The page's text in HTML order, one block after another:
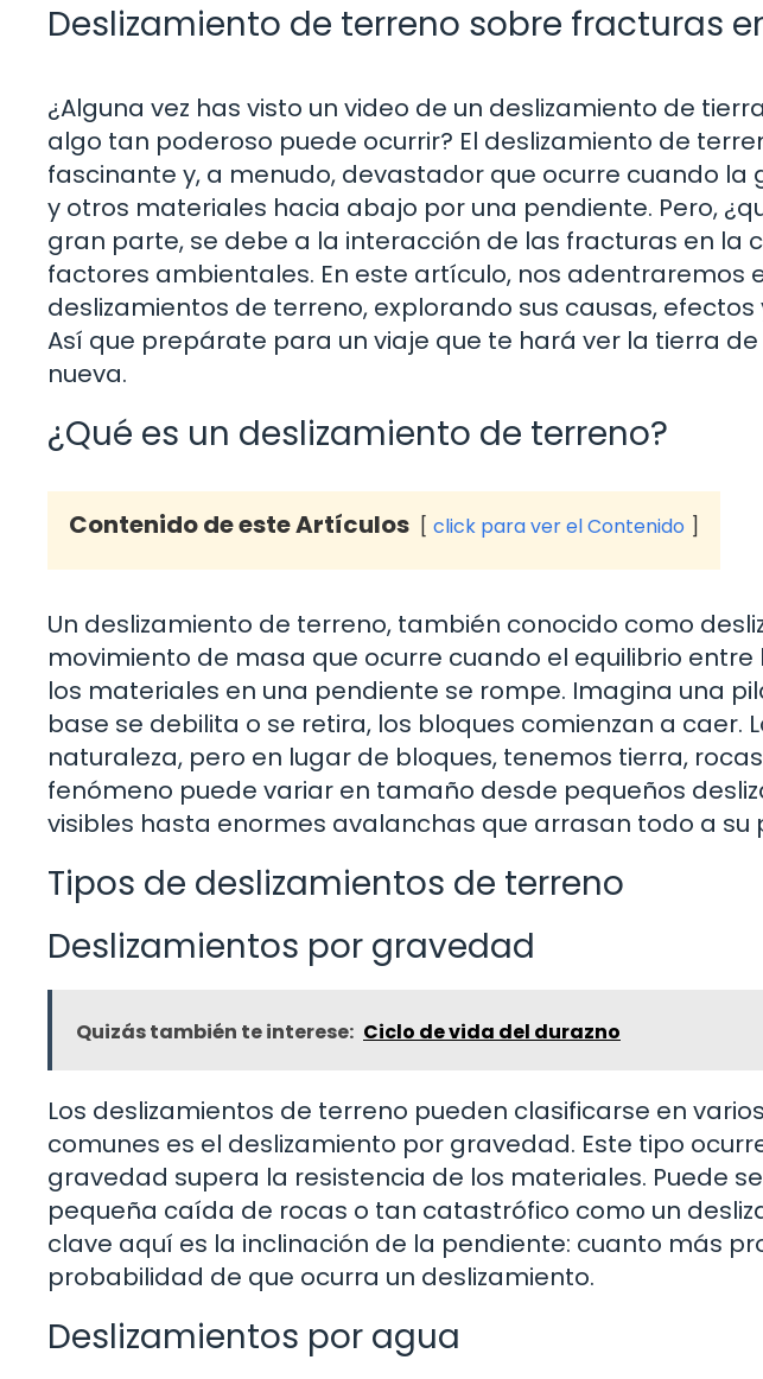
Deslizamiento de terreno sobre fracturas
¿Alguna vez has visto un video de un deslizamiento de
algo tan poderoso puede ocurrir? El deslizamiento de
fascinante y, a menudo, devastador que ocurre cuando
y otros materiales hacia abajo por una pendiente. Pero,
gran parte, se debe a la interacción de las fracturas en la
factores ambientales. En este artículo, nos adentraremos
deslizamientos de terreno, explorando sus causas,
Así que prepárate para un viaje que te hará ver la tierra
nueva.
¿Qué es un deslizamiento de terreno?
Contenido de este Artículos click para ver el Contenido
Un deslizamiento de terreno, también conocido como
movimiento de masa que ocurre cuando el equilibrio
los materiales en una pendiente se rompe. Imagina una
base se debilita o se retira, los bloques comienzan a caer.
naturaleza, pero en lugar de bloques, tenemos tierra,
fenómeno puede variar en tamaño desde pequeños
visibles hasta enormes avalanchas que arrasan todo a su
Tipos de deslizamientos de terreno
Deslizamientos por gravedad
Quizás también te interese: Ciclo de vida del durazno
Los deslizamientos de terreno pueden clasificarse en
comunes es el deslizamiento por gravedad. Este tipo
gravedad supera la resistencia de los materiales. Puede
pequeña caída de rocas o tan catastrófico como un
clave aquí es la inclinación de la pendiente: cuanto más
probabilidad de que ocurra un deslizamiento.
Deslizamientos por agua